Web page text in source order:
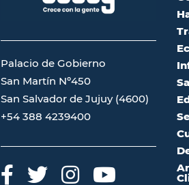
Palacio de Gobierno
San Martín Nº450
San Salvador de Jujuy (4600)
+54 388 4239400